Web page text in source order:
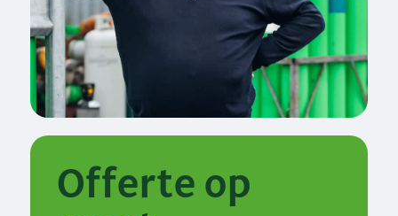
Offerte op